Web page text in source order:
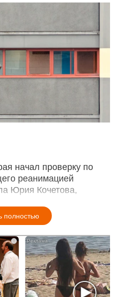
начал проверку по
реанимацией
Юрия Кочетова,
полностью